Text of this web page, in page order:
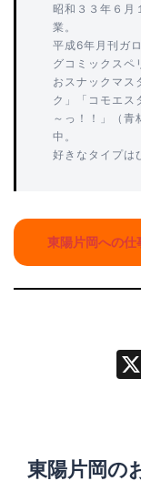
昭和３３年６月
業。
平成6年月刊ガ
グコミックスペ
おスナックマス
ク」「コモエス
～っ！！」（青
中。
好きなタイプは
東陽片岡への仕
東陽片岡の